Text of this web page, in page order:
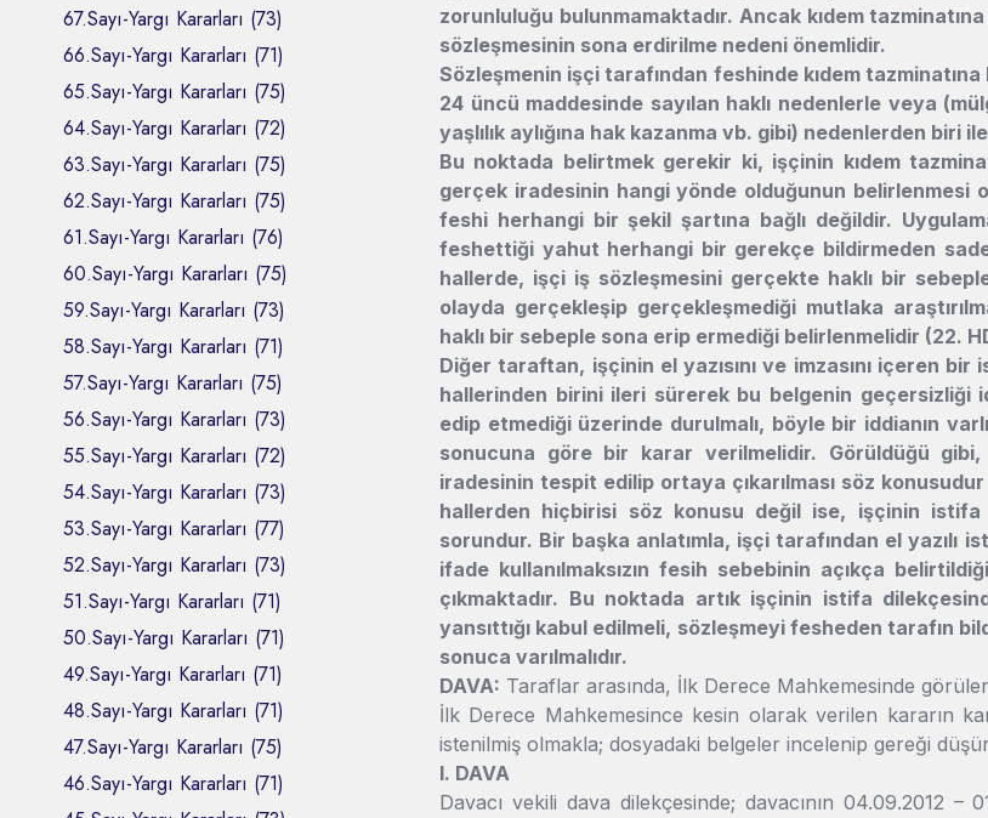
67.Sayı-Yargı Kararları (73)
66.Sayı-Yargı Kararları (71)
65.Sayı-Yargı Kararları (75)
64.Sayı-Yargı Kararları (72)
63.Sayı-Yargı Kararları (75)
62.Sayı-Yargı Kararları (75)
61.Sayı-Yargı Kararları (76)
60.Sayı-Yargı Kararları (75)
59.Sayı-Yargı Kararları (73)
58.Sayı-Yargı Kararları (71)
57.Sayı-Yargı Kararları (75)
56.Sayı-Yargı Kararları (73)
55.Sayı-Yargı Kararları (72)
54.Sayı-Yargı Kararları (73)
53.Sayı-Yargı Kararları (77)
52.Sayı-Yargı Kararları (73)
51.Sayı-Yargı Kararları (71)
50.Sayı-Yargı Kararları (71)
49.Sayı-Yargı Kararları (71)
48.Sayı-Yargı Kararları (71)
47.Sayı-Yargı Kararları (75)
46.Sayı-Yargı Kararları (71)
zorunluluğu bulunmamaktadır. Ancak kıdem
sözleşmesinin sona erdirilme nedeni önemlidir.
Sözleşmenin işçi tarafından feshinde kıdem
24 üncü maddesinde sayılan haklı nedenlerle veya
yaşlılık aylığına hak kazanma vb. gibi) nedenlerden biri
Bu noktada belirtmek gerekir ki, işçinin kıdem
gerçek iradesinin hangi yönde olduğunun belirlenmesi
feshi herhangi bir şekil şartına bağlı değildir.
feshettiği yahut herhangi bir gerekçe bildirmeden
hallerde, işçi iş sözleşmesini gerçekte haklı bir
olayda gerçekleşip gerçekleşmediği mutlaka
haklı bir sebeple sona erip ermediği belirlenmelidir (22.
Diğer taraftan, işçinin el yazısını ve imzasını içeren
hallerinden birini ileri sürerek bu belgenin geçersizliği
edip etmediği üzerinde durulmalı, böyle bir iddianın
sonucuna göre bir karar verilmelidir. Görüldüğü
iradesinin tespit edilip ortaya çıkarılması söz
hallerden hiçbirisi söz konusu değil ise, işçinin istifa
sorundur. Bir başka anlatımla, işçi tarafından el yazılı
ifade kullanılmaksızın fesih sebebinin açıkça
çıkmaktadır. Bu noktada artık işçinin istifa
yansıttığı kabul edilmeli, sözleşmeyi fesheden tarafın
sonuca varılmalıdır.
DAVA: Taraflar arasında, İlk Derece Mahkemesinde
İlk Derece Mahkemesince kesin olarak verilen kararın
istenilmiş olmakla; dosyadaki belgeler incelenip gereği
I. DAVA
Davacı vekili dava dilekçesinde; davacının 04.09.2012